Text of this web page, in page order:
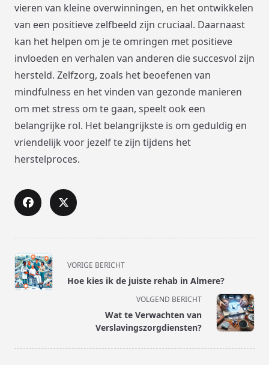
vieren van kleine overwinningen, en het ontwikkelen
van een positieve zelfbeeld zijn cruciaal. Daarnaast
kan het helpen om je te omringen met positieve
invloeden en verhalen van anderen die succesvol zijn
hersteld. Zelfzorg, zoals het beoefenen van
mindfulness en het vinden van gezonde manieren
om met stress om te gaan, speelt ook een
belangrijke rol. Het belangrijkste is om geduldig en
vriendelijk voor jezelf te zijn tijdens het
herstelproces.
<span
class="nav-
subtitle
text">Pagina</span>
VORIGE BERICHT
Hoe kies ik de juiste rehab in Almere?
VOLGEND BERICHT
Wat te Verwachten van
Verslavingszorgdiensten?